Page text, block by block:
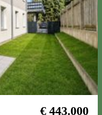
€ 443.000